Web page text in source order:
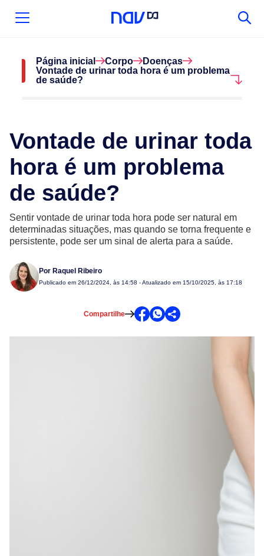
Página inicial Corpo
Doenças
Vontade de urinar toda hora é um problema
de saúde?
Vontade de urinar toda
hora é um problema
de saúde?
Sentir vontade de urinar toda hora pode ser natural em
determinadas situações, mas quando se torna frequente e
persistente, pode ser um sinal de alerta para a saúde.
Por Raquel Ribeiro
Publicado em 26/12/2024, às 14:58 - Atualizado em 15/10/2025, às 17:18
Compartilhe